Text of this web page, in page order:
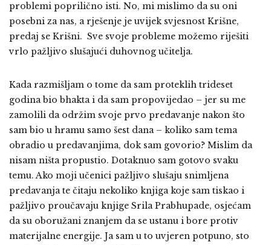
problemi poprilično isti. No, mi mislimo da su oni
posebni za nas, a rješenje je uvijek svjesnost Krišne,
predaj se Krišni. Sve svoje probleme možemo riješiti
vrlo pažljivo slušajući duhovnog učitelja.
Kada razmišljam o tome da sam proteklih trideset
godina bio bhakta i da sam propovijedao – jer su me
zamolili da održim svoje prvo predavanje nakon što
sam bio u hramu samo šest dana – koliko sam tema
obradio u predavanjima, dok sam govorio? Mislim da
nisam ništa propustio. Dotaknuo sam gotovo svaku
temu. Ako moji učenici pažljivo slušaju snimljena
predavanja te čitaju nekoliko knjiga koje sam tiskao i
pažljivo proučavaju knjige Srila Prabhupade, osjećam
da su oboružani znanjem da se ustanu i bore protiv
materijalne energije. Ja sam u to uvjeren potpuno, sto